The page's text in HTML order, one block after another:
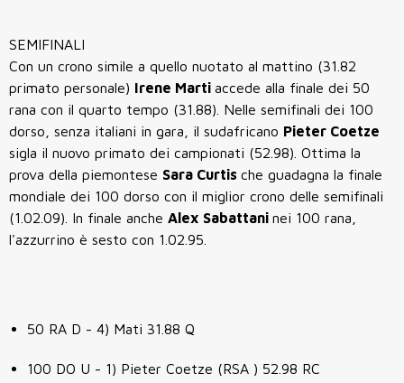
SEMIFINALI
Con un crono simile a quello nuotato al mattino (31.82
primato personale) Irene Marti accede alla finale dei 50
rana con il quarto tempo (31.88). Nelle semifinali dei 100
dorso, senza italiani in gara, il sudafricano Pieter Coetze
sigla il nuovo primato dei campionati (52.98). Ottima la
prova della piemontese Sara Curtis che guadagna la finale
mondiale dei 100 dorso con il miglior crono delle semifinali
(1.02.09). In finale anche Alex Sabattani nei 100 rana,
l'azzurrino è sesto con 1.02.95.
50 RA D - 4) Mati 31.88 Q
100 DO U - 1) Pieter Coetze (RSA ) 52.98 RC